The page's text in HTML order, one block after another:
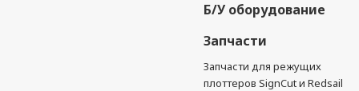
Б/У оборудование
Запчасти
Запчасти для режущих
плоттеров SignCut и Redsail